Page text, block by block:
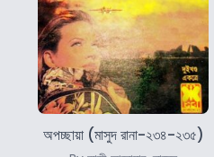
অপচ্ছায়া (মাসুদ রানা-২৩৪-২৩৫)